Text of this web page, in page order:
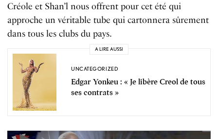
Créole et Shan’l nous offrent pour cet été qui
approche un véritable tube qui cartonnera sûrement
dans tous les clubs du pays.
A LIRE AUSSI
UNCATEGORIZED
Edgar Yonkeu : « Je libère Creol de tous
ses contrats »